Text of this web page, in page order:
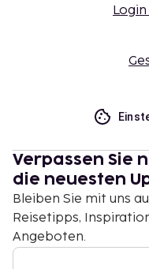
Verpassen Sie
die neuesten
Bleiben Sie mit uns
Reisetipps,
Angeboten.